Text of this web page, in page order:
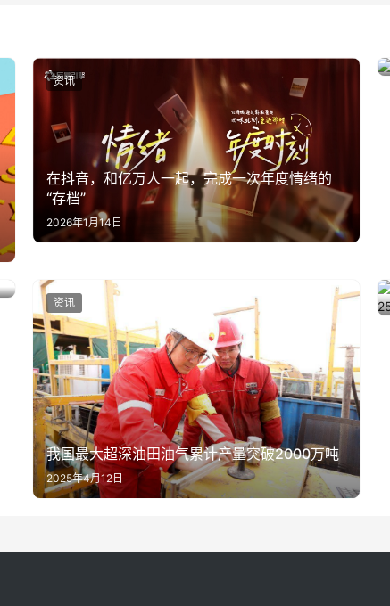
在抖音，和亿万人一起，完成一次年度情绪的
“存档”
2026年1月14日
资讯
我国最大超深油田油气累计产量突破2000万吨
2025年4月12日
资讯